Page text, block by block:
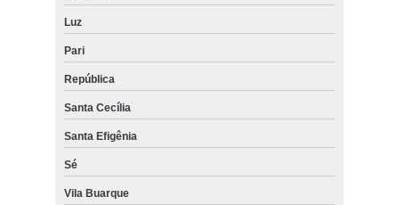
Luz
Pari
República
Santa Cecília
Santa Efigênia
Sé
Vila Buarque